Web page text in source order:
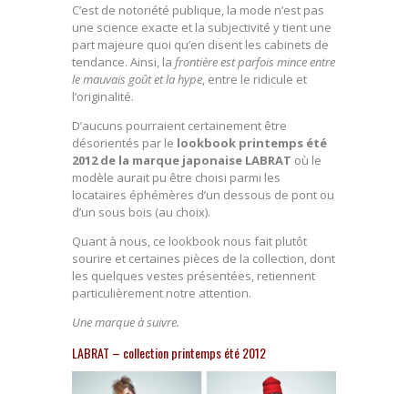
C’est de notoriété publique, la mode n’est pas
une science exacte et la subjectivité y tient une
part majeure quoi qu’en disent les cabinets de
tendance. Ainsi, la frontière est parfois mince entre
le mauvais goût et la hype, entre le ridicule et
l’originalité.
D’aucuns pourraient certainement être
désorientés par le lookbook printemps été
2012 de la marque japonaise LABRAT où le
modèle aurait pu être choisi parmi les
locataires éphémères d’un dessous de pont ou
d’un sous bois (au choix).
Quant à nous, ce lookbook nous fait plutôt
sourire et certaines pièces de la collection, dont
les quelques vestes présentées, retiennent
particulièrement notre attention.
Une marque à suivre.
LABRAT – collection printemps été 2012